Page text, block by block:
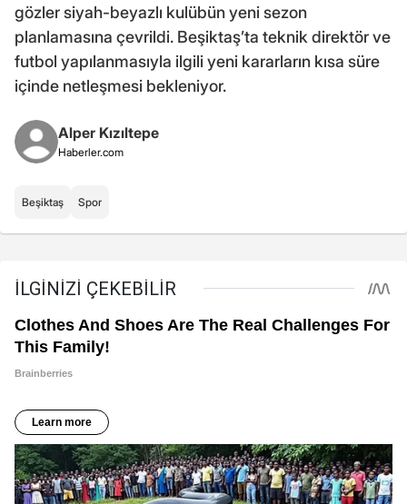
gözler siyah-beyazlı kulübün yeni sezon
planlamasına çevrildi. Beşiktaş’ta teknik direktör ve
futbol yapılanmasıyla ilgili yeni kararların kısa süre
içinde netleşmesi bekleniyor.
Alper Kızıltepe
Haberler.com
Beşiktaş Spor